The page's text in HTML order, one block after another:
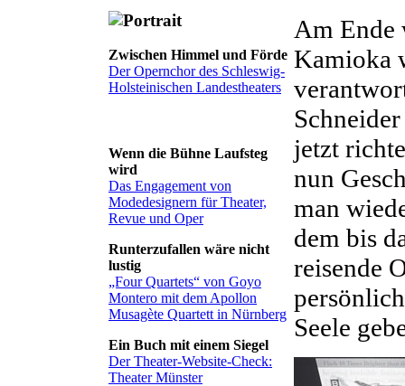
Zwischen Himmel und Förde
Der Opernchor des Schleswig-
Holsteinischen Landestheaters
Wenn die Bühne Laufsteg
wird
Das Engagement von
Modedesignern für Theater,
Revue und Oper
Runterzufallen wäre nicht
lustig
„Four Quartets“ von Goyo
Montero mit dem Apollon
Musagète Quartett in Nürnberg
Ein Buch mit einem Siegel
Der Theater-Website-Check:
Theater Münster
Am Ende
Kamioka
jetzt
nun
man
dem bis
reisende
Seele